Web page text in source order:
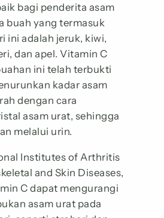
bagi penderita asam
buah yang termasuk
ini adalah jeruk, kiwi,
dan apel. Vitamin C
ini telah terbukti
kadar asam
dengan cara
asam urat, sehingga
melalui urin.
Institutes of Arthritis
and Skin Diseases,
C dapat mengurangi
asam urat pada